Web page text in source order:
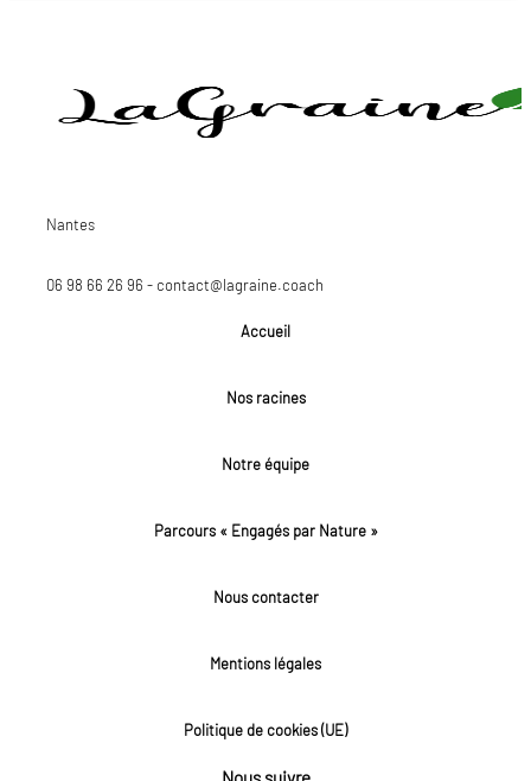
Nantes
06 98 66 26 96 - contact@lagraine.coach
Accueil
Nos racines
Notre équipe
Parcours « Engagés par Nature »
Nous contacter
Mentions légales
Politique de cookies (UE)